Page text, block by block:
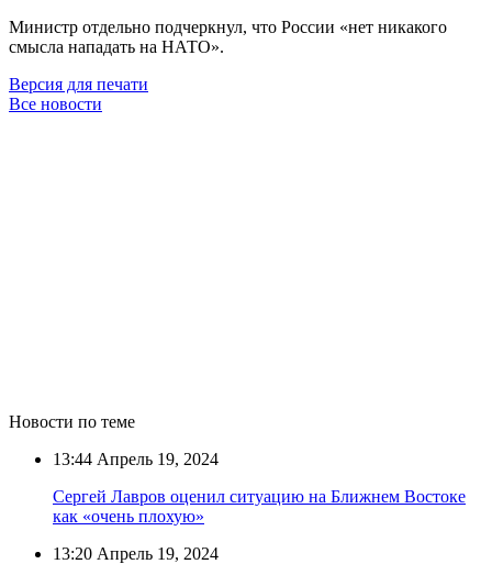
Министр отдельно подчеркнул, что России «нет никакого
смысла нападать на НАТО».
Версия для печати
Все новости
Новости по теме
13:44 Апрель 19, 2024
Сергей Лавров оценил ситуацию на Ближнем Востоке
как «очень плохую»
13:20 Апрель 19, 2024